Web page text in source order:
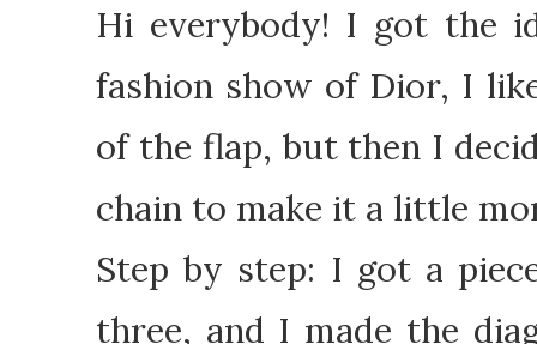
Hi everybody! I got the
fashion show of Dior, I
of the flap, but then I
chain to make it a little
Step by step: I gota
three, and I made the